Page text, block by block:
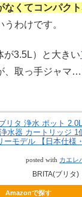
なくてコンパク
うわけです。
が3.5L）と大きい
、取っ手ジャマ
リタ 浄水 ポット
水器 カートリッジ 1
ーモデル 【日本仕様
posted with カエレ
BRITA(ブリタ)
Amazonで探す